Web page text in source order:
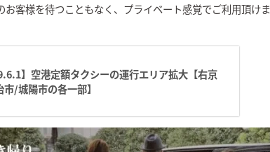
お客様を待つこともなく、プライベート感覚でご利用頂け
】空港定額タクシーの運行エリア拡大【右京
/城陽市の各一部】